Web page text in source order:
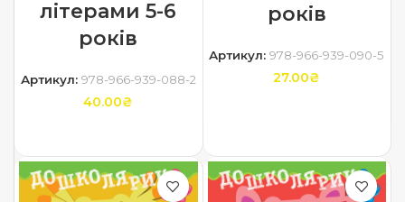
літерами 5-6
років
Артикул: 978-966-939-088-2
40.00₴
років
Артикул:978-966-939-090-5
27.00₴